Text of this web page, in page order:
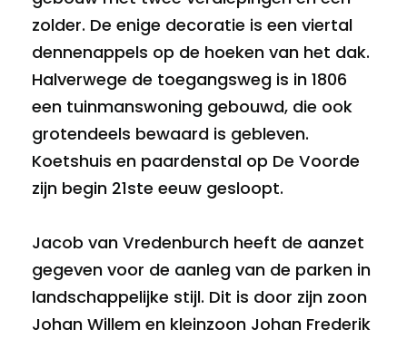
zolder. De enige decoratie is een viertal
dennenappels op de hoeken van het dak.
Halverwege de toegangsweg is in 1806
een tuinmanswoning gebouwd, die ook
grotendeels bewaard is gebleven.
Koetshuis en paardenstal op De Voorde
zijn begin 21ste eeuw gesloopt.
Jacob van Vredenburch heeft de aanzet
gegeven voor de aanleg van de parken in
landschappelijke stijl. Dit is door zijn zoon
Johan Willem en kleinzoon Johan Frederik